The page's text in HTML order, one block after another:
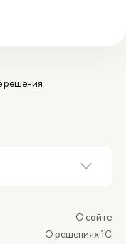
решения
О сайте
О решениях 1С